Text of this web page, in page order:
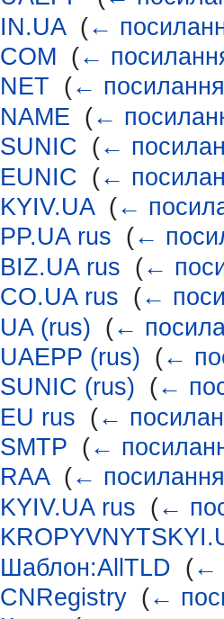
IN.UA‎ (←
COM (←
NET (←
NAME (←
SUNIC (←
EUNIC (←
KYIV.UA‎ (←
PP.UA rus (←
BIZ.UA rus (←
CO.UA rus (←
UA (rus) (←
UAEPP (rus) (←
SUNIC (rus) (←
EU rus (←
SMTP (←
RAA‎ (←
KYIV.UA rus (←
Шаблон:AllTLD (←
CNRegistry (←